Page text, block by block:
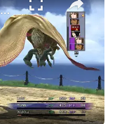
Yuna VALEFOR Summon Final Fantasy X HD Remaster Video 1080p 30fps Max PC